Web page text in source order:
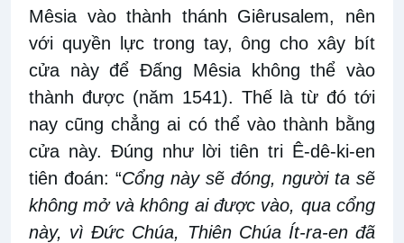
Mêsia vào thành thánh Giêrusalem, nên
với quyền lực trong tay, ông cho xây bít
cửa này để Đấng Mêsia không thể vào
thành được (năm 1541). Thế là từ đó tới
nay cũng chẳng ai có thể vào thành bằng
cửa này. Đúng như lời tiên tri Ê-dê-ki-en
tiên đoán: “Cổng này sẽ đóng, người ta sẽ
không mở và không ai được vào, qua cổng
này, vì Đức Chúa, Thiên Chúa Ít-ra-en đã